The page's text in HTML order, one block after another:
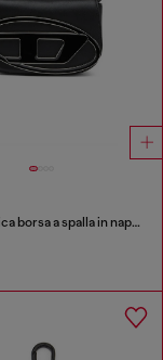
1DR - Iconica borsa a spalla in nappa